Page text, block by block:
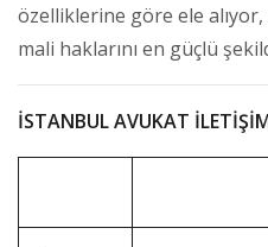
özelliklerine göre ele
mali haklarını en güçlü
İSTANBUL AVUKAT